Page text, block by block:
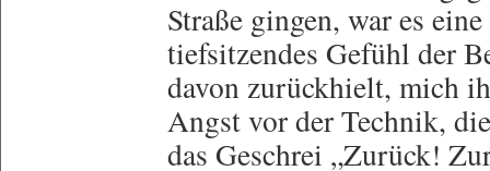
Straße gingen, war es
tiefsitzendes Gefühl der
davon zurückhielt, mich
Angst vor der Technik,
das Geschrei „Zurück!